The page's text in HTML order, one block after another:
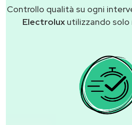
Controllo qualità su ogni
Electrolux utilizzando solo